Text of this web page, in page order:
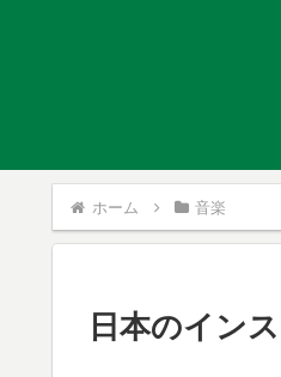
ホーム 音楽
日本のイン